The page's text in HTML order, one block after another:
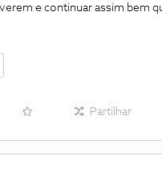
e continuar assim bem
Partilhar